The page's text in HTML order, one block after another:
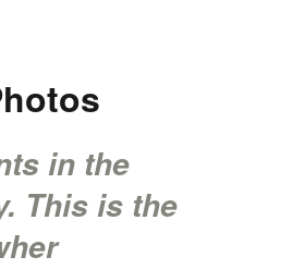
in the
This is the